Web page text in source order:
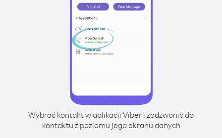
Wybrać kontakt w aplikacji Viber i zadzwonić do
kontaktu z poziomu jego ekranu danych